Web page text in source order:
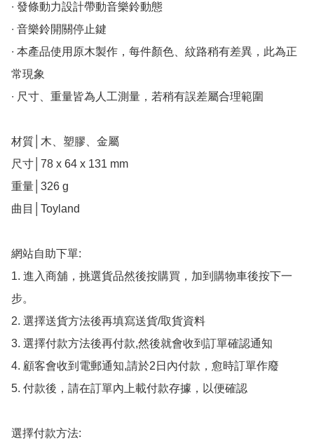
∙ 發條動力設計帶動音樂鈴動態
∙ 音樂鈴開關停止鍵
∙ 本產品使用原木製作，每件顏色、紋路稍有差異，此為正
常現象
∙ 尺寸、重量皆為人工測量，若稍有誤差屬合理範圍
材質│木、塑膠、金屬
尺寸│78 x 64 x 131 mm
重量│326 g
曲目│Toyland
網站自助下單:
1. 進入商舖，挑選貨品然後按購買，加到購物車後按下一
步。
2. 選擇送貨方法後再填寫送貨/取貨資料
3. 選擇付款方法後再付款,然後就會收到訂單確認通知
4. 顧客會收到電郵通知,請於2日內付款，愈時訂單作廢
5. 付款後，請在訂單內上載付款存據，以便確認
選擇付款方法: